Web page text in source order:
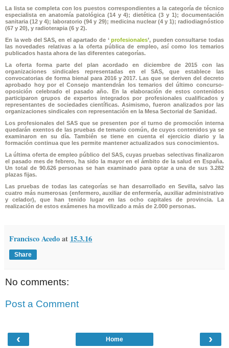
La lista se completa con los puestos correspondientes a la categoría de técnico
especialista en anatomía patológica (14 y 4); dietética (3 y 1); documentación
sanitaria (12 y 4); laboratorio (94 y 29); medicina nuclear (4 y 1); radiodiagnóstico
(67 y 20), y radioterapia (6 y 2).
En la web del SAS, en el apartado de ‘profesionales’, pueden consultarse todas
las novedades relativas a la oferta pública de empleo, así como los temarios
publicados hasta ahora de las diferentes categorías.
La oferta forma parte del plan acordado en diciembre de 2015 con las
organizaciones sindicales representadas en el SAS, que establece las
convocatorias de forma bienal para 2016 y 2017. Las que se deriven del decreto
aprobado hoy por el Consejo mantendrán los temarios del último concurso-
oposición celebrado el pasado año. En la elaboración de estos contenidos
participaron grupos de expertos integrados por profesionales cualificados y
representantes de sociedades científicas. Asimismo, fueron analizados por las
organizaciones sindicales con representación en la Mesa Sectorial de Sanidad.
Los profesionales del SAS que se presenten por el turno de promoción interna
quedarán exentos de las pruebas de temario común, de cuyos contenidos ya se
examinaron en su día. También se tiene en cuenta el ejercicio diario y la
formación continua que les permite mantener actualizados sus conocimientos.
La última oferta de empleo público del SAS, cuyas pruebas selectivas finalizaron
el pasado mes de febrero, ha sido la mayor en el ámbito de la salud en España.
Un total de 90.626 personas se han examinado para optar a una de sus 3.282
plazas fijas.
Las pruebas de todas las categorías se han desarrollado en Sevilla, salvo las
cuatro más numerosas (enfermero, auxiliar de enfermería, auxiliar administrativo
y celador), que han tenido lugar en las ocho capitales de provincia. La
realización de estos exámenes ha movilizado a más de 2.000 personas.
Francisco Acedoat 15.3.16
Share
No comments:
Post a Comment
‹ ›
Home